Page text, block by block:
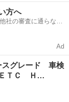
方へ
社の審査に通らなか
Ad
スグレード 車検
ＴＣ Ｈ…